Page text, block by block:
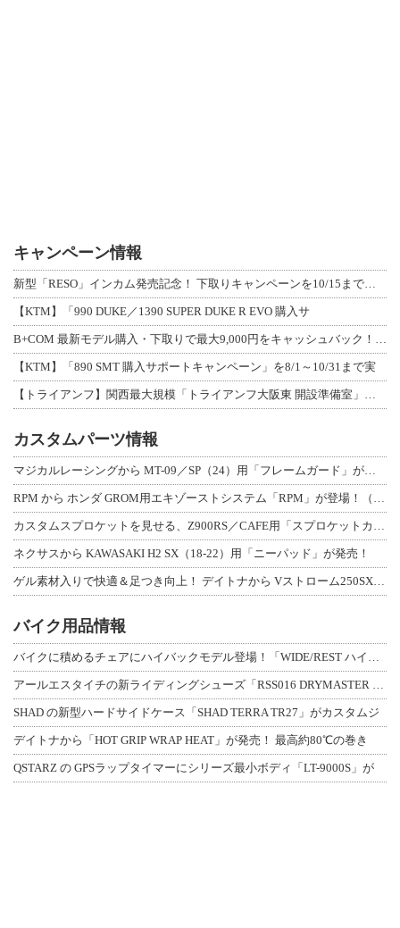
キャンペーン情報
新型「RESO」インカム発売記念！ 下取りキャンペーンを10/15まで延長して開
【KTM】「990 DUKE／1390 SUPER DUKE R EVO 購入サ
B+COM 最新モデル購入・下取りで最大9,000円をキャッシュバック！「B+F
【KTM】「890 SMT 購入サポートキャンペーン」を8/1～10/31まで実
【トライアンフ】関西最大規模「トライアンフ大阪東 開設準備室」がオープン！ 限定
カスタムパーツ情報
マジカルレーシングから MT-09／SP（24）用「フレームガード」が登場！
RPM から ホンダ GROM用エキゾーストシステム「RPM」が登場！（動画あり
カスタムスプロケットを見せる、Z900RS／CAFE用「スプロケットカバーフルキ
ネクサスから KAWASAKI H2 SX（18-22）用「ニーパッド」が発売！
ゲル素材入りで快適＆足つき向上！ デイトナから Vストローム250SX用「快適ロ
バイク用品情報
バイクに積めるチェアにハイバックモデル登場！「WIDE/REST ハイバックチェ
アールエスタイチの新ライディングシューズ「RSS016 DRYMASTER スト
SHAD の新型ハードサイドケース「SHAD TERRA TR27」がカスタムジ
デイトナから「HOT GRIP WRAP HEAT」が発売！ 最高約80℃の巻き
QSTARZ の GPSラップタイマーにシリーズ最小ボディ「LT-9000S」が